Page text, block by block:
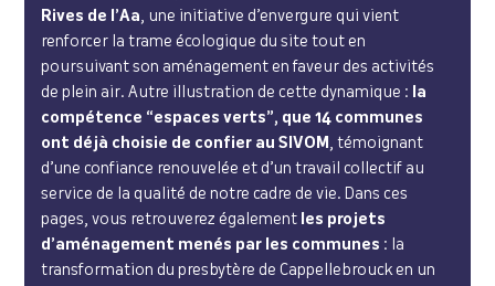
Rives de l’Aa
, une initiative d’envergure qui vient
renforcer la trame écologique du site tout en
poursuivant son aménagement en faveur des activités
de plein air. Autre illustration de cette dynamique :
la
compétence “espaces verts”, que 14 communes
ont déjà choisie de confier au SIVOM
, témoignant
d’une confiance renouvelée et d’un travail collectif au
service de la qualité de notre cadre de vie. Dans ces
pages, vous retrouverez également les projets
d’aménagement menés par les communes : la
transformation du presbytère de Cappellebrouck en un